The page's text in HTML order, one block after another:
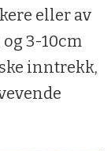
eller av
3-10cm
inntrekk,